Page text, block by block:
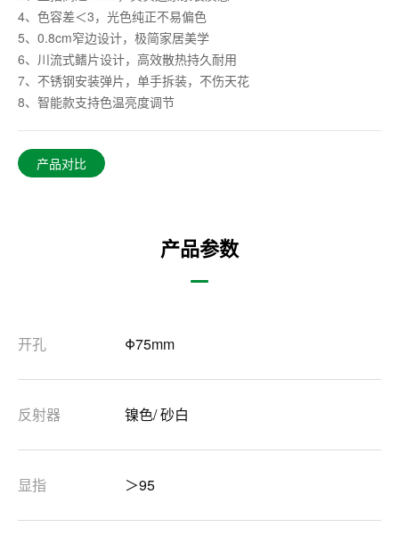
4、色容差＜3，光色纯正不易偏色
5、0.8cm窄边设计，极简家居美学
6、川流式鳍片设计，高效散热持久耐用
7、不锈钢安装弹片，单手拆装，不伤天花
8、智能款支持色温亮度调节
产品对比
产品参数
开孔 Φ75mm
反射器 镍色/ 砂白
显指 ＞95